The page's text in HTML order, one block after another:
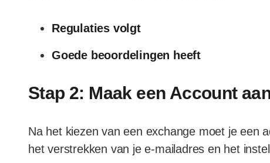
Regulaties volgt
Goede beoordelingen heeft
Stap 2: Maak een Account
Na het kiezen van een exchange moet je een
het verstrekken van je e-mailadres en het